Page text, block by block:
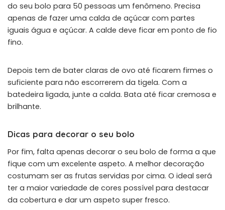
do seu bolo para 50 pessoas um fenômeno. Precisa
apenas de fazer uma calda de açúcar com partes
iguais água e açúcar. A calde deve ficar em ponto de fio
fino.
Depois tem de bater claras de ovo até ficarem firmes o
suficiente para não escorrerem da tigela. Com a
batedeira ligada, junte a calda. Bata até ficar cremosa e
brilhante.
Dicas para decorar o seu bolo
Por fim, falta apenas decorar o seu bolo de forma a que
fique com um excelente aspeto. A melhor decoração
costumam ser as frutas servidas por cima. O ideal será
ter a maior variedade de cores possível para destacar
da cobertura e dar um aspeto super fresco.